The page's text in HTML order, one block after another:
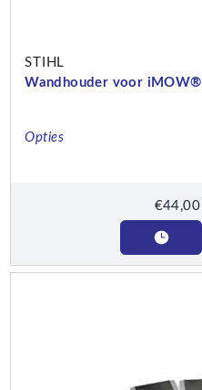
STIHL
Wandhouder voor iMOW®
Opties
€44,00